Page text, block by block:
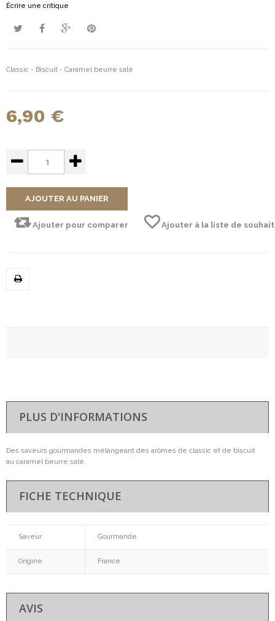
Écrire une critique
Classic - Biscuit - Caramel beurre salé
6,90 €
AJOUTER AU PANIER
Ajouter pour comparer Ajouter à la liste de
PLUS D'INFORMATIONS
Des saveurs gourmandes mélangeant des arômes de classic et de biscuit
au caramel beurre salé.
FICHE TECHNIQUE
Saveur Gourmande
Origine France
AVIS